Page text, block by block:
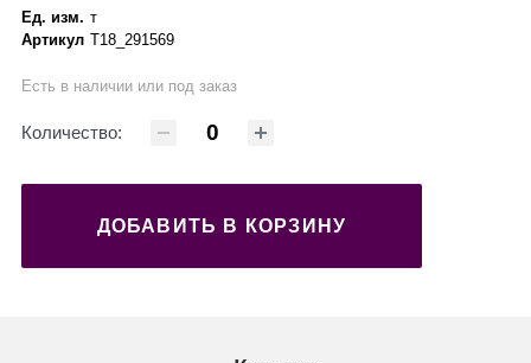
Ед. изм. т
Артикул Т18_291569
Есть в наличии или под заказ
Количество:
ДОБАВИТЬ В КОРЗИНУ